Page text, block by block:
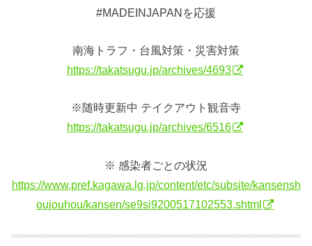
#MADEINJAPANを応援
南海トラフ・台風対策・災害対策
https://takatsugu.jp/archives/4693
※随時更新中 テイクアウト観音寺
https://takatsugu.jp/archives/6516
※ 感染者ごとの状況
https://www.pref.kagawa.lg.jp/content/etc/subsite/kansensh
oujouhou/kansen/se9si9200517102553.shtml